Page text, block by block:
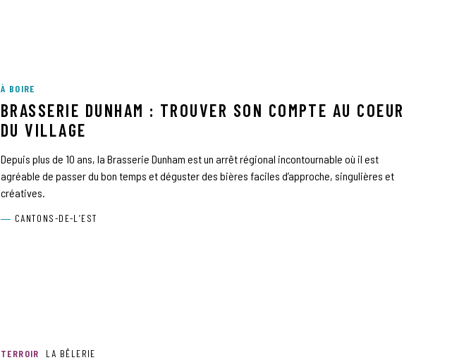
À BOIRE
BRASSERIE DUNHAM : TROUVER SON COMPTE AU COEUR
DU VILLAGE
Depuis plus de 10 ans, la Brasserie Dunham est un arrêt régional incontournable où il est
agréable de passer du bon temps et déguster des bières faciles d’approche, singulières et
créatives.
CANTONS-DE-L’EST
TERROIR LA BÊLERIE